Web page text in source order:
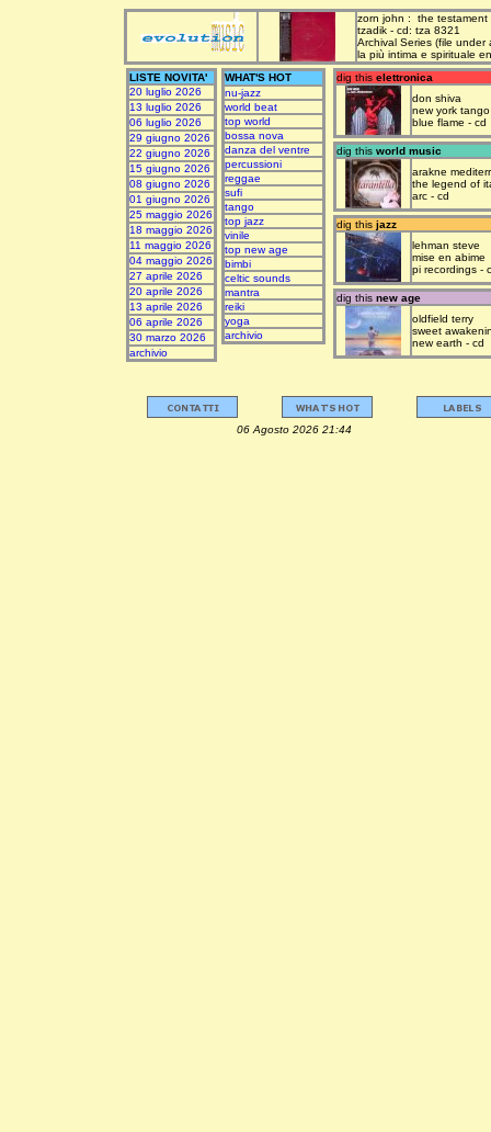
zorn john : the testament
tzadik - cd: tza 8321
Archival Series (file under
la più intima e spirituale
LISTE NOVITA'
20 luglio 2026
13 luglio 2026
06 luglio 2026
29 giugno 2026
22 giugno 2026
15 giugno 2026
08 giugno 2026
01 giugno 2026
25 maggio 2026
18 maggio 2026
11 maggio 2026
04 maggio 2026
27 aprile 2026
20 aprile 2026
13 aprile 2026
06 aprile 2026
30 marzo 2026
archivio
WHAT'S HOT
nu-jazz
world beat
top world
bossa nova
danza del ventre
percussioni
reggae
sufi
tango
top jazz
vinile
top new age
bimbi
celtic sounds
mantra
reiki
yoga
archivio
dig this elettronica
don shiva
new york tango
blue flame - cd
dig this world music
arakne
the legend of
arc - cd
dig this jazz
lehman steve
mise en abime
pi recordings -
dig this new age
oldfield terry
sweet
new earth - cd
06 Agosto 2026 21:44